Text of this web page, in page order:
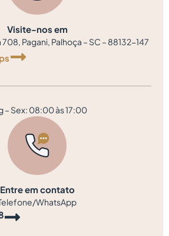
Visite-nos em
708, Pagani, Palhoça – SC – 88132-147
– Sex: 08:00 às 17:00
Entre em contato
WhatsApp